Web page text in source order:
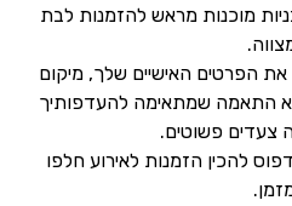
מוכנות מראש להזמנות לבת
הפרטים האישיים שלך, מיקום
התאמה שמתאימה להעדפותיך
צעדים פשוטים.
להכין הזמנות לאירוע חלפו